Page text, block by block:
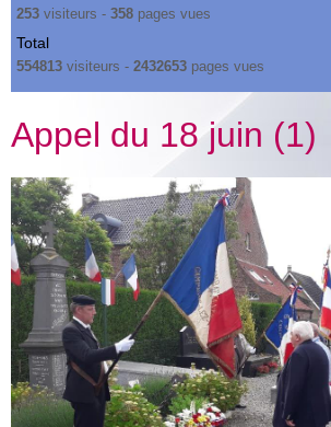
253 visiteurs - 358 pages vues
Total
554813 visiteurs - 2432653 pages vues
Appel du 18 juin (1)